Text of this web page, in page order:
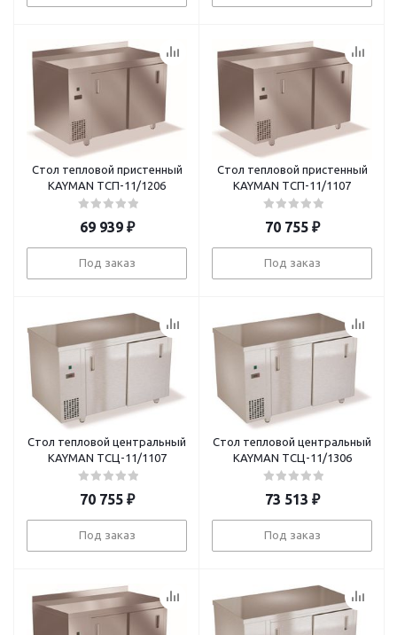
Стол тепловой пристенный
KAYMAN ТСП-11/1206
69 939₽
Под заказ
Стол тепловой пристенный
KAYMAN ТСП-11/1107
70 755₽
Под заказ
Стол тепловой центральный
KAYMAN ТСЦ-11/1107
70 755₽
Под заказ
Стол тепловой центральный
KAYMAN ТСЦ-11/1306
73 513 ₽
Под заказ